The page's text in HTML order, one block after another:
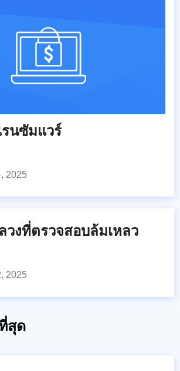
นซัมแวร์
2025
วงที่ตรวจสอบล้มเหลว
2025
สุด